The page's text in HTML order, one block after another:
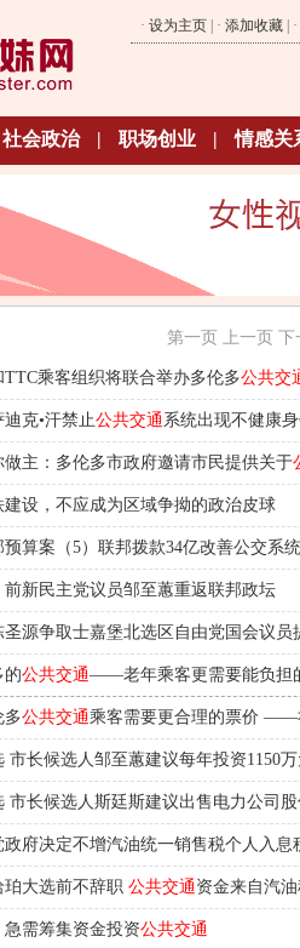
· 设为主页 | · 添加收藏 | ·
社会政治 | 职场创业 | 情感关
第一页 上一页 下
乘客组织将联合举办多伦多公共交
克•汗禁止公共交通 系统出现不健康
做主：多伦多市政府邀请市民提供关于
建设，不应成为区域争拗的政治皮球
预算案（5）联邦拨款34亿改善公交系
前新民主党议员邹至蕙重返联邦政坛
圣源争取士嘉堡北选区自由党国会议员
的公共交通——老年乘客更需要能负担
多公共交通乘客需要更合理的票价 ——
市长候选人邹至蕙建议每年投资1150
市长候选人斯廷斯建议出售电力公司
政府决定不增汽油统一销售税个人入息
珀大选前不辞职 公共交通 资金来自汽
需筹集资金投资公共交通